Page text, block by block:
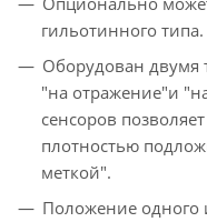
гильотинного типа.
Оборудован двумя
"на отражение"и
сенсоров
плотностью
меткой".
Положение одного